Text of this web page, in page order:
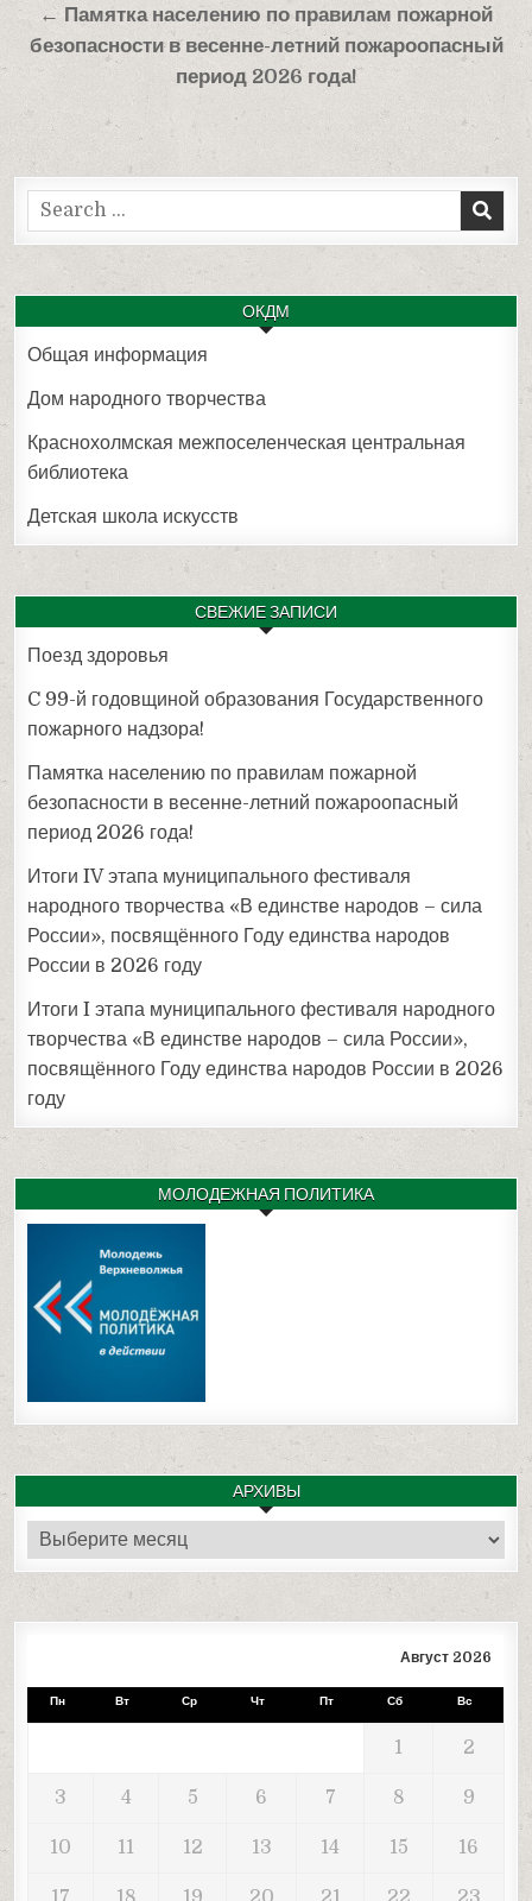
← Памятка населению по правилам пожарной
безопасности в весенне-летний пожароопасный
период 2026 года!
Search
for:
ОКДМ
Общая информация
Дом народного творчества
Краснохолмская межпоселенческая центральная
библиотека
Детская школа искусств
СВЕЖИЕ ЗАПИСИ
Поезд здоровья
C 99-й годовщиной образования Государственного
пожарного надзора!
Памятка населению по правилам пожарной
безопасности в весенне-летний пожароопасный
период 2026 года!
Итоги IV этапа муниципального фестиваля
народного творчества «В единстве народов – сила
России», посвящённого Году единства народов
России в 2026 году
Итоги I этапа муниципального фестиваля народного
творчества «В единстве народов – сила России»,
посвящённого Году единства народов России в 2026
году
МОЛОДЕЖНАЯ ПОЛИТИКА
АРХИВЫ
Архивы
Август 2026
Пн Вт Ср Чт Пт Сб Вс
1 2
3 4 5 6 7 8 9
10 11 12 13 14 15 16